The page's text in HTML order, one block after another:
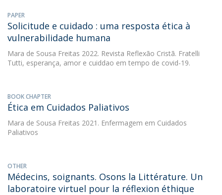
PAPER
Solicitude e cuidado : uma resposta ética à
vulnerabilidade humana
Mara de Sousa Freitas 2022. Revista Reflexão Cristã. Fratelli
Tutti, esperança, amor e cuiddao em tempo de covid-19.
BOOK CHAPTER
Ética em Cuidados Paliativos
Mara de Sousa Freitas 2021. Enfermagem em Cuidados
Paliativos
OTHER
Médecins, soignants. Osons la Littérature. Un
laboratoire virtuel pour la réflexion éthique